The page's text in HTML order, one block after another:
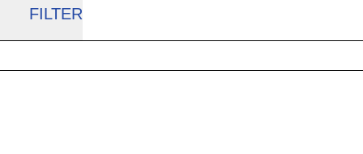
FILTER